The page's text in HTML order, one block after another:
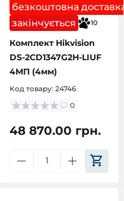
безкоштовна доставка
закінчується
10
Комплект Hikvision
DS-2CD1347G2H-LIUF
4МП (4мм)
Код товару: 24746
0
48 870.00 грн.